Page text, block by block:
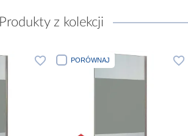
Produkty z kolekcji
PORÓWNAJ